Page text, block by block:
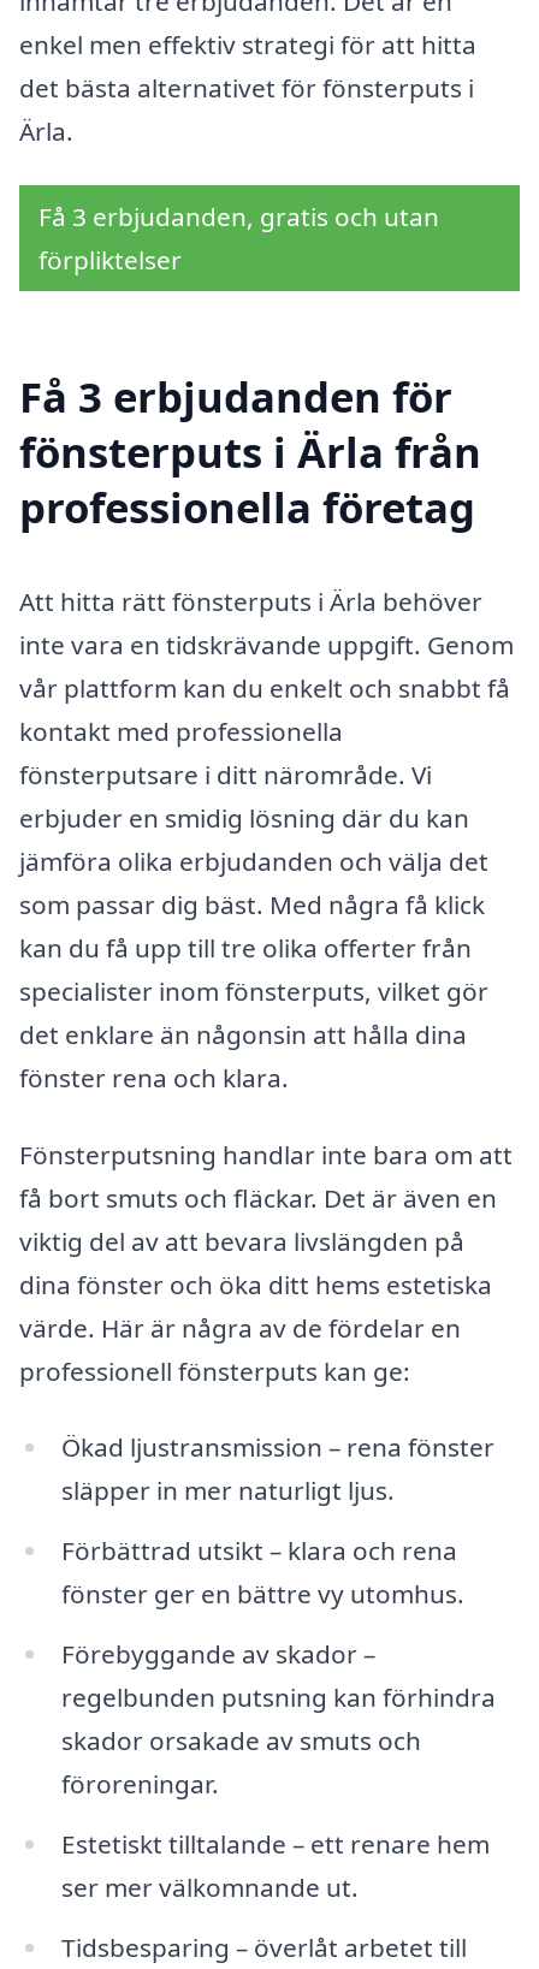
enkel men effektiv strategi för att hitta
det bästa alternativet för fönsterputs i
Ärla.
Få 3 erbjudanden, gratis och utan
förpliktelser
Få 3 erbjudanden för
fönsterputs i Ärla från
professionella företag
Att hitta rätt fönsterputs i Ärla behöver
inte vara en tidskrävande uppgift. Genom
vår plattform kan du enkelt och snabbt få
kontakt med professionella
fönsterputsare i ditt närområde. Vi
erbjuder en smidig lösning där du kan
jämföra olika erbjudanden och välja det
som passar dig bäst. Med några få klick
kan du få upp till tre olika offerter från
specialister inom fönsterputs, vilket gör
det enklare än någonsin att hålla dina
fönster rena och klara.
Fönsterputsning handlar inte bara om att
få bort smuts och fläckar. Det är även en
viktig del av att bevara livslängden på
dina fönster och öka ditt hems estetiska
värde. Här är några av de fördelar en
professionell fönsterputs kan ge:
Ökad ljustransmission – rena fönster
släpper in mer naturligt ljus.
Förbättrad utsikt – klara och rena
fönster ger en bättre vy utomhus.
Förebyggande av skador –
regelbunden putsning kan förhindra
skador orsakade av smuts och
föroreningar.
Estetiskt tilltalande – ett renare hem
ser mer välkomnande ut.
Tidsbesparing – överlåt arbetet till